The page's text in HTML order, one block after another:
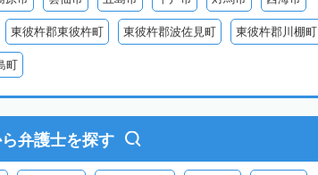
東彼杵郡東彼杵町 東彼杵郡波佐見町 東彼杵郡川棚町
町
弁護士を探す